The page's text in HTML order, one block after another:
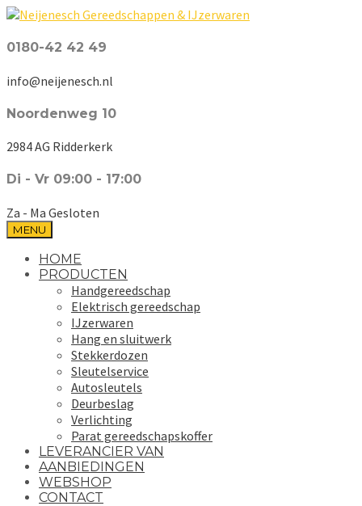
0180-42 42 49
info@neijenesch.nl
Noordenweg 10
2984 AG Ridderkerk
Di - Vr 09:00 - 17:00
Za - Ma Gesloten
MENU
HOME
PRODUCTEN
Handgereedschap
Elektrisch gereedschap
IJzerwaren
Hang en sluitwerk
Stekkerdozen
Sleutelservice
Autosleutels
Deurbeslag
Verlichting
Parat gereedschapskoffer
LEVERANCIER VAN
AANBIEDINGEN
WEBSHOP
CONTACT